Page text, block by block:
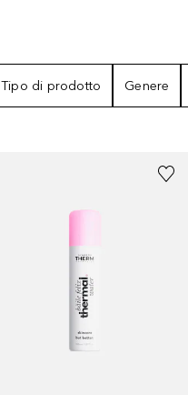
Tipo di prodotto Genere